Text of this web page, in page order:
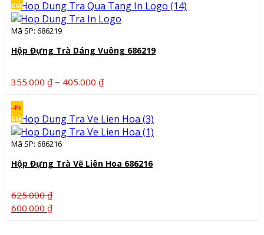
335.000 ₫
đến
GIẢM
Mã SP: 686219
Hộp Đựng Trà Dáng Vuông 686219
355.000 ₫ – 405.000 ₫Khoảng
355.000 ₫
đến
-4%
GIẢM
Mã SP: 686216
Hộp Đựng Trà Vẽ Liên Hoa 686216
625.000₫
Giá
600.000 ₫Giá